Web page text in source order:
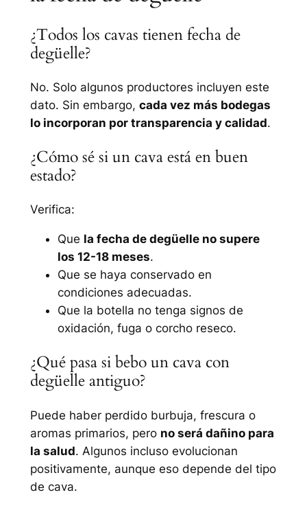
¿Todos los cavas tienen fecha de
degüelle?
No. Solo algunos productores incluyen este
dato. Sin embargo, cada vez más bodegas
lo incorporan por transparencia y calidad.
¿Cómo sé si un cava está en buen
estado?
Verifica:
Que la fecha de degüelle no supere
los 12-18 meses.
Que se haya conservado en
condiciones adecuadas.
Que la botella no tenga signos de
oxidación, fuga o corcho reseco.
¿Qué pasa si bebo un cava con
degüelle antiguo?
Puede haber perdido burbuja, frescura o
aromas primarios, pero no será dañino para
la salud. Algunos incluso evolucionan
positivamente, aunque eso depende del tipo
de cava.